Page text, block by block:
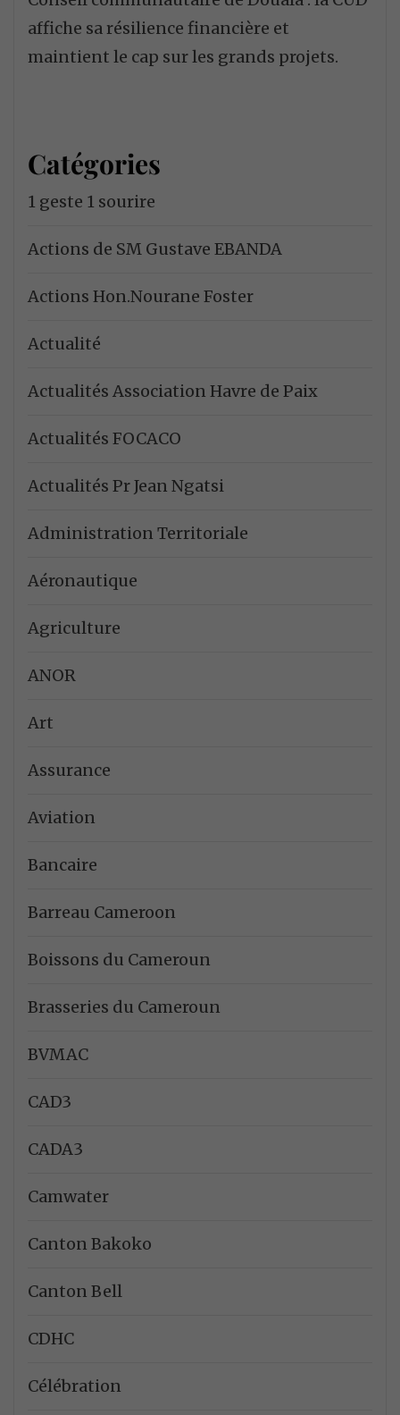
affiche sa résilience financière et
maintient le cap sur les grands projets.
Catégories
1 geste 1 sourire
Actions de SM Gustave EBANDA
Actions Hon.Nourane Foster
Actualité
Actualités Association Havre de Paix
Actualités FOCACO
Actualités Pr Jean Ngatsi
Administration Territoriale
Aéronautique
Agriculture
ANOR
Art
Assurance
Aviation
Bancaire
Barreau Cameroon
Boissons du Cameroun
Brasseries du Cameroun
BVMAC
CAD3
CADA3
Camwater
Canton Bakoko
Canton Bell
CDHC
Célébration